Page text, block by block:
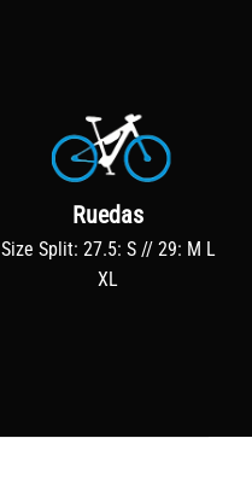
Ruedas
Size Split: 27.5: S // 29: M L
XL